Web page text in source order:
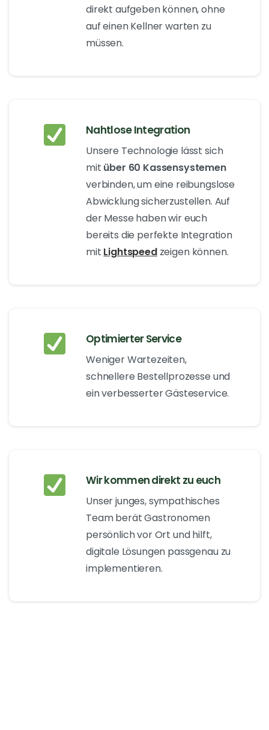
direkt aufgeben können, ohne
auf einen Kellner warten zu
müssen.
Nahtlose Integration
Unsere Technologie lässt sich
mit über 60 Kassensystemen
verbinden, um eine reibungslose
Abwicklung sicherzustellen. Auf
der Messe haben wir euch
bereits die perfekte Integration
mit Lightspeedzeigen können.
Optimierter Service
Weniger Wartezeiten,
schnellere Bestellprozesse und
ein verbesserter Gästeservice.
Wir kommen direkt zu euch
Unser junges, sympathisches
Team berät Gastronomen
persönlich vor Ort und hilft,
digitale Lösungen passgenau zu
implementieren.